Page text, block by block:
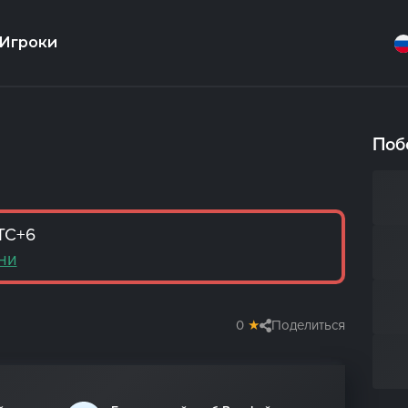
Игроки
0 ★ Поделиться